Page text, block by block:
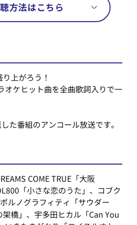
方法はこちら
上がろう！
オケヒット曲を全曲歌詞入りで一
た番組のアンコール放送です。
COME TRUE「大阪
「小さな恋のうた」、コブク
ルノグラフィティ「サウダー
橋」、宇多田ヒカル「Can You